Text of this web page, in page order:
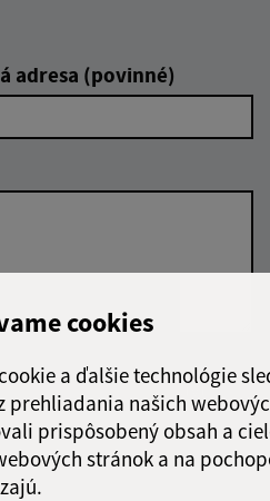
cookies
a ďalšie technológie
prehliadania našich
prispôsobený obsah a
stránok a na
adresa (povinné)
Google reCaptcha Response
Odoslať správu